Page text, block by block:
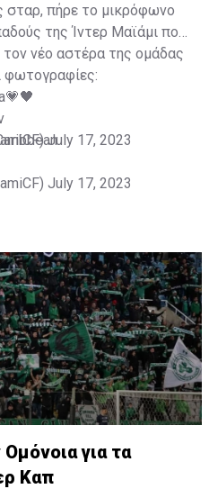
σταρ, πήρε το μικρόφωνο
της Ίντερ Μαϊάμι που
νέο αστέρα της ομάδας
φωτογραφίες:
July 17, 2023
July 17, 2023
για τα
Καπ